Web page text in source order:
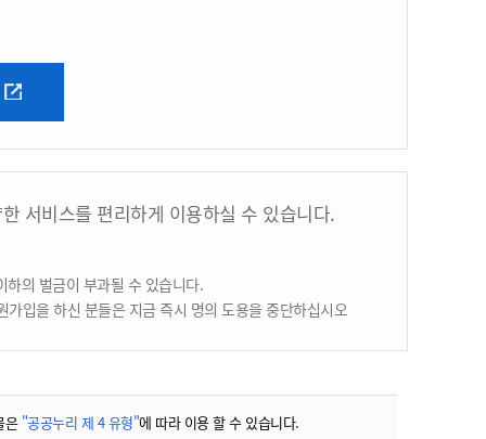
서비스를 편리하게 이용하실 수 있습니다.
의 벌금이 부과될 수 있습니다.
입을 하신 분들은 지금 즉시 명의 도용을 중단하십시오
은 "공공누리 제 4 유형"에 따라 이용 할 수 있습니다.